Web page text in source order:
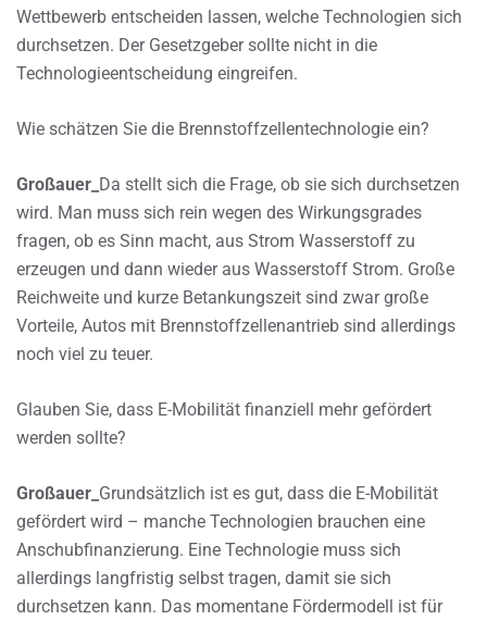
Wettbewerb entscheiden lassen, welche Technologien sich
durchsetzen. Der Gesetzgeber sollte nicht in die
Technologieentscheidung eingreifen.
Wie schätzen Sie die Brennstoffzellentechnologie ein?
Großauer_ Da stellt sich die Frage, ob sie sich durchsetzen
wird. Man muss sich rein wegen des Wirkungsgrades
fragen, ob es Sinn macht, aus Strom Wasserstoff zu
erzeugen und dann wieder aus Wasserstoff Strom. Große
Reichweite und kurze Betankungszeit sind zwar große
Vorteile, Autos mit Brennstoffzellenantrieb sind allerdings
noch viel zu teuer.
Glauben Sie, dass E-Mobilität finanziell mehr gefördert
werden sollte?
Großauer_ Grundsätzlich ist es gut, dass die E-Mobilität
gefördert wird – manche Technologien brauchen eine
Anschubfinanzierung. Eine Technologie muss sich
allerdings langfristig selbst tragen, damit sie sich
durchsetzen kann. Das momentane Fördermodell ist für